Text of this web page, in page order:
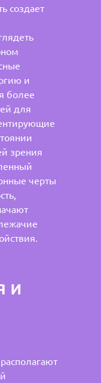
создает
и
более
для
зрения
черты
и